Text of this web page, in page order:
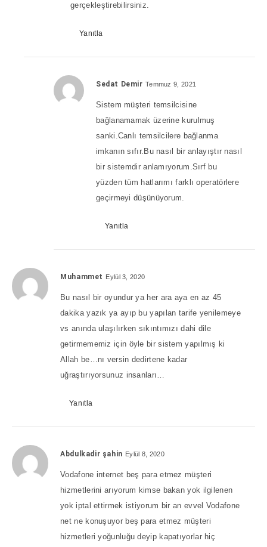
gerçekleştirebilirsiniz.
Yanıtla
Sedat Demir Temmuz 9, 2021
Sistem müşteri temsilcisine
bağlanamamak üzerine kurulmuş
sanki.Canlı temsilcilere bağlanma
imkanın sıfır.Bu nasıl bir anlayıştır nasıl
bir sistemdir anlamıyorum.Sırf bu
yüzden tüm hatlarımı farklı operatörlere
geçirmeyi düşünüyorum.
Yanıtla
Muhammet Eylül 3, 2020
Bu nasıl bir oyundur ya her ara aya en az 45
dakika yazık ya ayıp bu yapılan tarife yenilemeye
vs anında ulaşılırken sıkıntımızı dahi dile
getirmememiz için öyle bir sistem yapılmış ki
Allah be…nı versin dedirtene kadar
uğraştırıyorsunuz insanları…
Yanıtla
Abdulkadir şahin Eylül 8, 2020
Vodafone internet beş para etmez müşteri
hizmetlerini arıyorum kimse bakan yok ilgilenen
yok iptal ettirmek istiyorum bir an evvel Vodafone
net ne konuşuyor beş para etmez müşteri
hizmetleri yoğunluğu deyip kapatıyorlar hiç